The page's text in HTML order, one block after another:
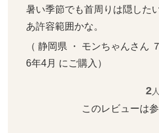
暑い季節でも首周りは隠した
あ許容範囲かな。
（ 静岡県 ・ モンちゃんさん
6年4月 にご購入）
2
このレビューは